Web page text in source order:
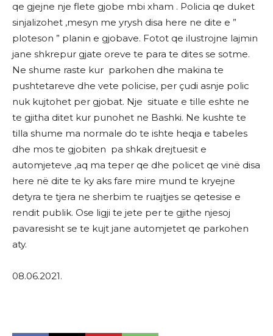
qe gjejne nje flete gjobe mbi xham . Policia qe duket
sinjalizohet ,mesyn me yrysh disa here ne dite e ”
ploteson ” planin e gjobave. Fotot qe ilustrojne lajmin
jane shkrepur gjate oreve te para te dites se sotme.
Ne shume raste kur parkohen dhe makina te
pushtetareve dhe vete policise, per çudi asnje polic
nuk kujtohet per gjobat. Nje situate e tille eshte ne
te gjitha ditet kur punohet ne Bashki. Ne kushte te
tilla shume ma normale do te ishte heqja e tabeles
dhe mos te gjobiten pa shkak drejtuesit e
automjeteve ,aq ma teper qe dhe policet qe vinë disa
here në dite te ky aks fare mire mund te kryejne
detyra te tjera ne sherbim te ruajtjes se qetesise e
rendit publik. Ose ligji te jete per te gjithe njesoj
pavaresisht se te kujt jane automjetet qe parkohen
aty.
08.06.2021.